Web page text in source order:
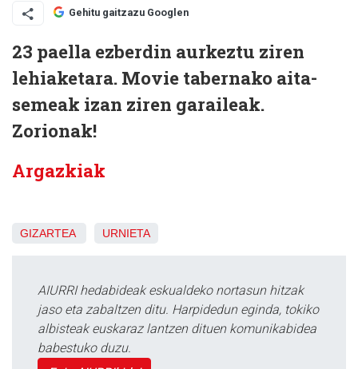
Gehitu gaitzazu Googlen
23 paella ezberdin aurkeztu ziren
lehiaketara. Movie tabernako aita-
semeak izan ziren garaileak.
Zorionak!
Argazkiak
GIZARTEA URNIETA
AIURRI hedabideak eskualdeko nortasun hitzak
jaso eta zabaltzen ditu. Harpidedun eginda, tokiko
albisteak euskaraz lantzen dituen komunikabidea
babestuko duzu.